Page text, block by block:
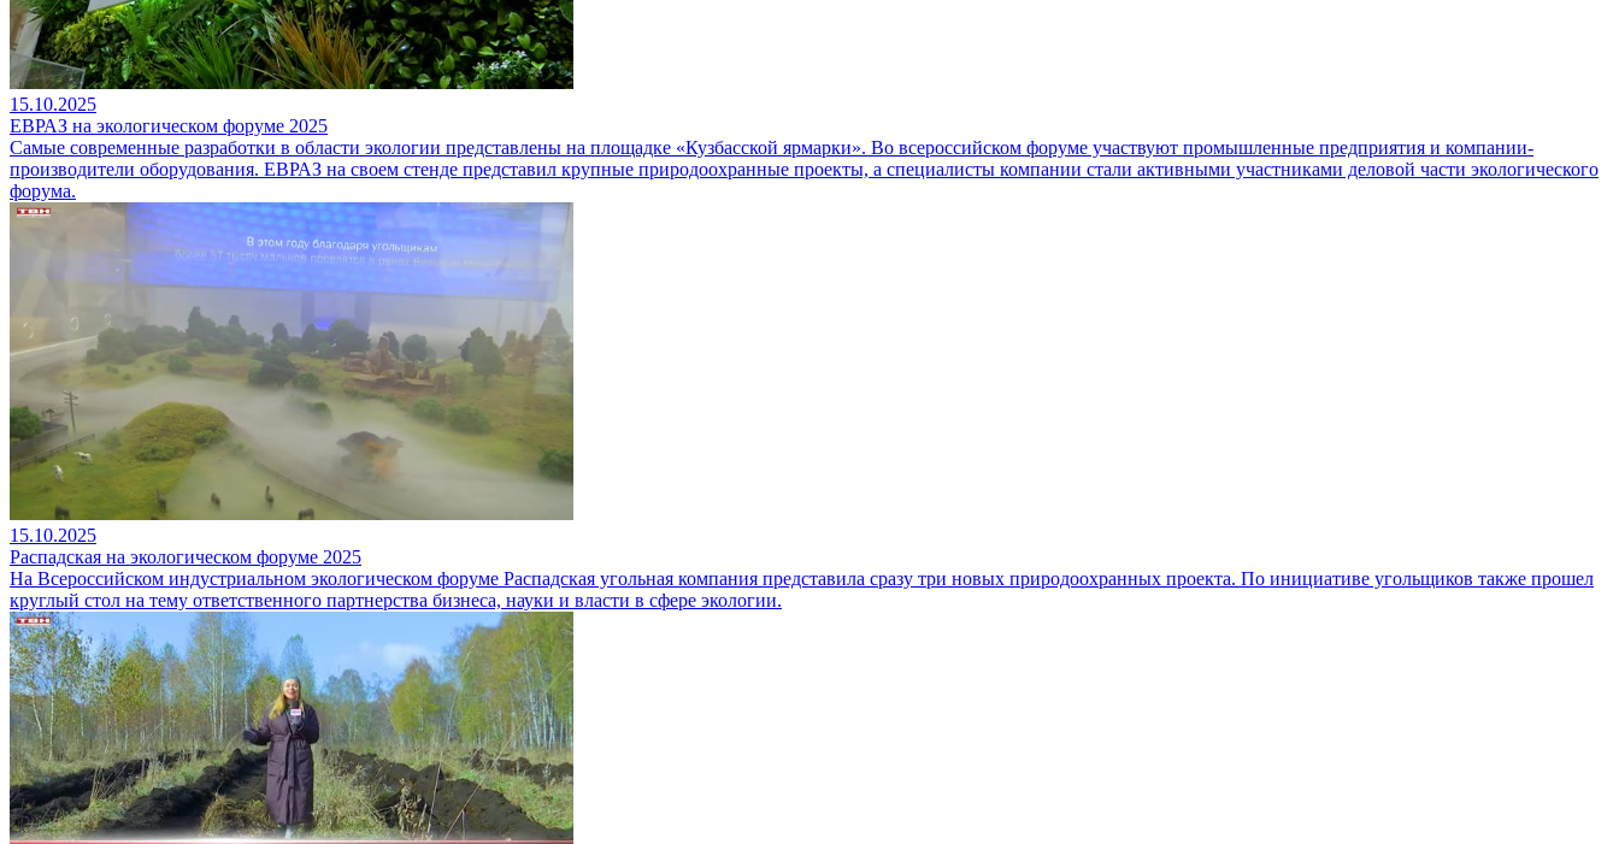
15.10.2025
ЕВРАЗ на экологическом форуме 2025
Самые современные разработки в области экологии представлены на площадке «Кузбасской ярмарки». Во всероссийском форуме участвуют промышленные предприятия и компании-
производители оборудования. ЕВРАЗ на своем стенде представил крупные природоохранные проекты, а специалисты компании стали активными участниками деловой части экологического
форума.
15.10.2025
Распадская на экологическом форуме 2025
На Всероссийском индустриальном экологическом форуме Распадская угольная компания представила сразу три новых природоохранных проекта. По инициативе угольщиков также прошел
круглый стол на тему ответственного партнерства бизнеса, науки и власти в сфере экологии.